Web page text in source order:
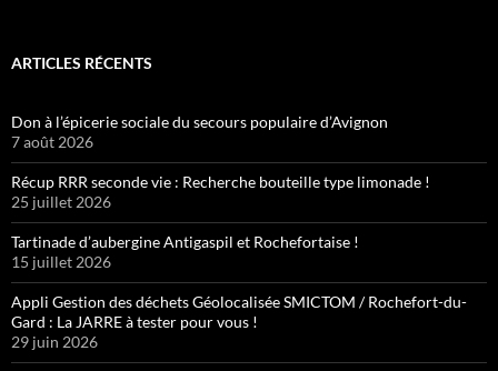
ARTICLES RÉCENTS
Don à l’épicerie sociale du secours populaire d’Avignon
7 août 2026
Récup RRR seconde vie : Recherche bouteille type limonade !
25 juillet 2026
Tartinade d’aubergine Antigaspil et Rochefortaise !
15 juillet 2026
Appli Gestion des déchets Géolocalisée SMICTOM / Rochefort-du-
Gard : La JARRE à tester pour vous !
29 juin 2026